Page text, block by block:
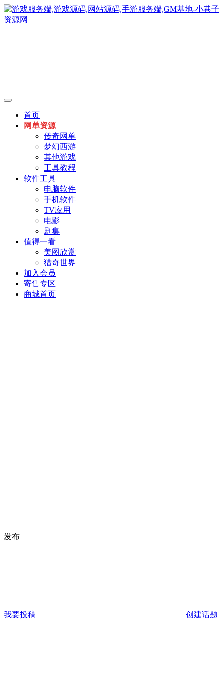
首页
网单资源
传奇网单
梦幻西游
其他游戏
工具教程
软件工具
电脑软件
手机软件
TV应用
电影
剧集
值得一看
美图欣赏
猎奇世界
加入会员
寄售专区
商城首页
发布
我要投稿 创建话题